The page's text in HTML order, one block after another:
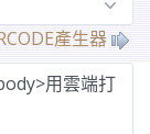
產生器